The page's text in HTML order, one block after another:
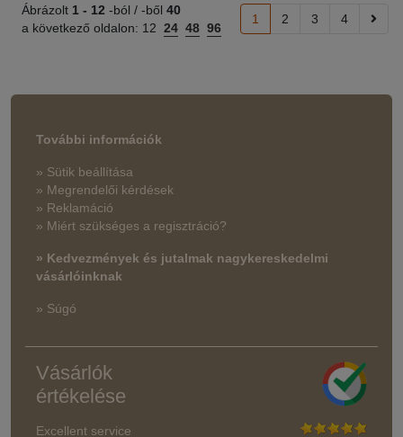
Ábrázolt 1 - 12 -ból / -ből 40
a következő oldalon: 12 24 48 96
1 2 3 4
További információk
» Sütik beállítása
» Megrendelői kérdések
» Reklamáció
» Miért szükséges a regisztráció?
» Kedvezmények és jutalmak nagykereskedelmi
vásárlóinknak
» Súgó
Vásárlók
értékelése
Excellent service